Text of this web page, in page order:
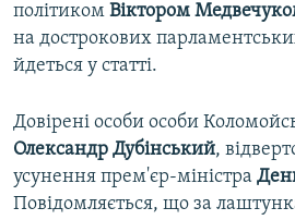
політиком Віктором
на дострокових
йдеться у статті.
Довірені особи особи
Олександр Дубінський,
усунення прем'єр-міністра
Повідомляється, що за